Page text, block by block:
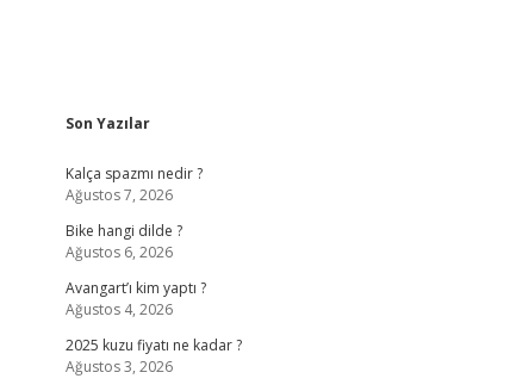
Sidebar
Son Yazılar
Kalça spazmı nedir ?
Ağustos 7, 2026
Bike hangi dilde ?
Ağustos 6, 2026
Avangart’ı kim yaptı ?
Ağustos 4, 2026
2025 kuzu fiyatı ne kadar ?
Ağustos 3, 2026